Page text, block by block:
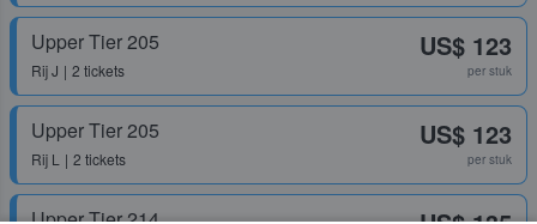
Upper Tier 205
RijJ 2 tickets
US$ 123
per stuk
Upper Tier 205
Rij L 2 tickets
US$ 123
per stuk